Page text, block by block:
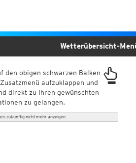
den obigen schwarzen Balken
aufzuklappen und
direkt zu Ihren gewünschten
zu gelangen.
zukünftig nicht mehr anzeigen
Wetterübersicht-